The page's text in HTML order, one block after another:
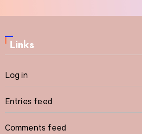
Links
Log in
Entries feed
Comments feed